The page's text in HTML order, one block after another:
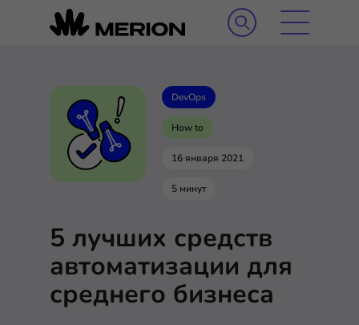
DevOps
How to
16 января 2021
5 минут
5 лучших средств
автоматизации для
среднего бизнеса